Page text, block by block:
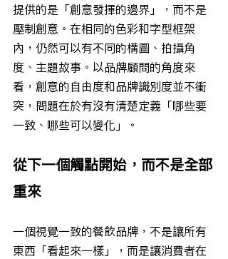
提供的是「創意發揮的邊界」，而不是
壓制創意。在相同的色彩和字型框架
內，仍然可以有不同的構圖、拍攝角
度、主題故事。以品牌顧問的角度來
看，創意的自由度和品牌識別度並不衝
突，問題在於有沒有清楚定義「哪些要
一致、哪些可以變化」。
從下一個觸點開始，而不是全部
重來
一個視覺一致的餐飲品牌，不是讓所有
東西「看起來一樣」，而是讓消費者在